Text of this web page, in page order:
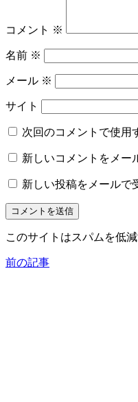
コメント ※
名前 ※
メール ※
サイト
次回のコメントで使用
新しいコメントをメー
新しい投稿をメールで
このサイトはスパムを低
前の記事